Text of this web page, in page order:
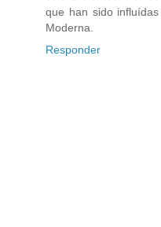
que han sido
Moderna.
Responder